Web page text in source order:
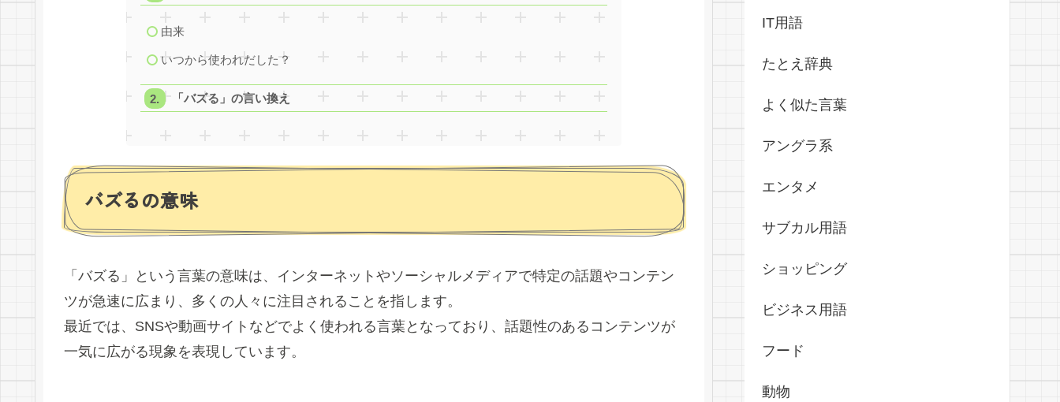
由来
いつから使われだした？
「バズる」の言い換え
バズるの意味
「バズる」という言葉の意味は、インターネットやソーシャルメディアで特定の話題やコンテン
ツが急速に広まり、多くの人々に注目されることを指します。
最近では、SNSや動画サイトなどでよく使われる言葉となっており、話題性のあるコンテンツが
一気に広がる現象を表現しています。
IT用語
たとえ辞典
よく似た言葉
アングラ系
エンタメ
サブカル用語
ショッピング
ビジネス用語
フード
動物